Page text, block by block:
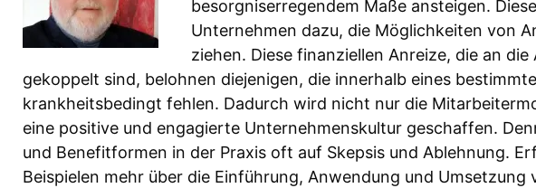
besorgniserregendem Maße ansteigen.
Unternehmen dazu, die Möglichkeiten von
ziehen. Diese finanziellen Anreize, die an
gekoppelt sind, belohnen diejenigen, die innerhalb eines
krankheitsbedingt fehlen. Dadurch wird nicht nur die
eine positive und engagierte Unternehmenskultur geschaffen.
und Benefitformen in der Praxis oft auf Skepsis und Ablehnung.
Beispielen mehr über die Einführung, Anwendung und Umsetzung